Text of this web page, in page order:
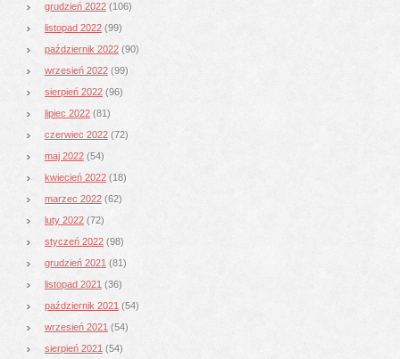
grudzień 2022 (106)
listopad 2022 (99)
październik 2022 (90)
wrzesień 2022 (99)
sierpień 2022 (96)
lipiec 2022 (81)
czerwiec 2022 (72)
maj 2022 (54)
kwiecień 2022 (18)
marzec 2022 (62)
luty 2022 (72)
styczeń 2022 (98)
grudzień 2021 (81)
listopad 2021 (36)
październik 2021 (54)
wrzesień 2021 (54)
sierpień 2021 (54)